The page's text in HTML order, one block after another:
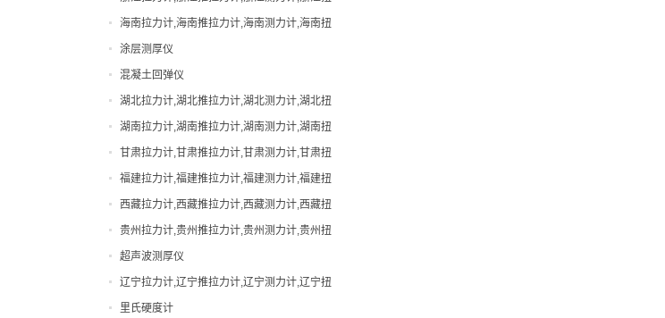
力计,浙江邵氏硬度计
海南拉力计,海南推拉力计,海南测力计,海南扭
力计,海南邵氏硬度计
涂层测厚仪
混凝土回弹仪
湖北拉力计,湖北推拉力计,湖北测力计,湖北扭
力计,湖北邵氏硬度计
湖南拉力计,湖南推拉力计,湖南测力计,湖南扭
力计,湖南邵氏硬度计
甘肃拉力计,甘肃推拉力计,甘肃测力计,甘肃扭
力计,甘肃邵氏硬度计
福建拉力计,福建推拉力计,福建测力计,福建扭
力计,福建邵氏硬度计
西藏拉力计,西藏推拉力计,西藏测力计,西藏扭
力计,西藏邵氏硬度计
贵州拉力计,贵州推拉力计,贵州测力计,贵州扭
力计,贵州邵氏硬度计
超声波测厚仪
辽宁拉力计,辽宁推拉力计,辽宁测力计,辽宁扭
力计,辽宁邵氏硬度计
里氏硬度计